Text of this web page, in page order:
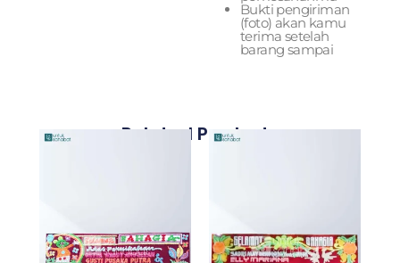
Bukti pengiriman
(foto) akan kamu
terima setelah
barang sampai
Related Products